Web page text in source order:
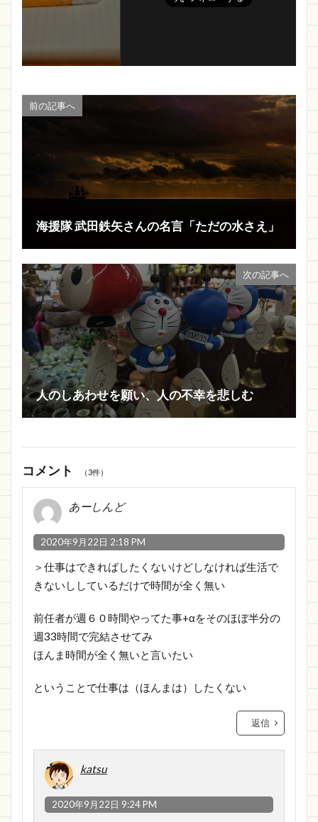
前の記事へ
海援隊 武田鉄矢さんの名言「ただの水さえ」
次の記事へ
人のしあわせを願い、人の不幸を悲しむ
コメント （3件）
あーしんど
2020年9月22日 2:18 PM
＞仕事はできればしたくないけどしなければ生活で
きないししているだけで時間が全く無い
前任者が週６０時間やってた事+αをそのほぼ半分の
週33時間で完結させてみ
ほんま時間が全く無いと言いたい
ということで仕事は（ほんまは）したくない
返信
katsu
2020年9月22日 9:24 PM